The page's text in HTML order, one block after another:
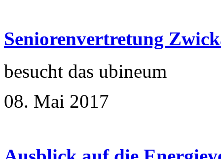
Seniorenvertretung
besucht das ubineum
08. Mai 2017